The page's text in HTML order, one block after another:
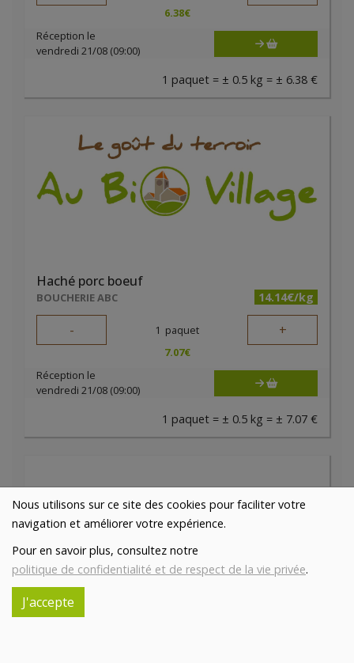
Nous utilisons sur ce site des cookies pour faciliter votre
navigation et améliorer votre expérience.
Pour en savoir plus, consultez notre
politique de confidentialité et de respect de la vie privée.
J'accepte
6.38€
Réception le
vendredi 21/08 (09:00)
1 paquet = ± 0.5 kg = ± 6.38 €
Haché porc boeuf
BOUCHERIE ABC 14.14€/kg
- 1 paquet +
7.07€
Réception le
vendredi 21/08 (09:00)
1 paquet = ± 0.5 kg = ± 7.07 €
Haché porc et boeuf bio 500g - PQA